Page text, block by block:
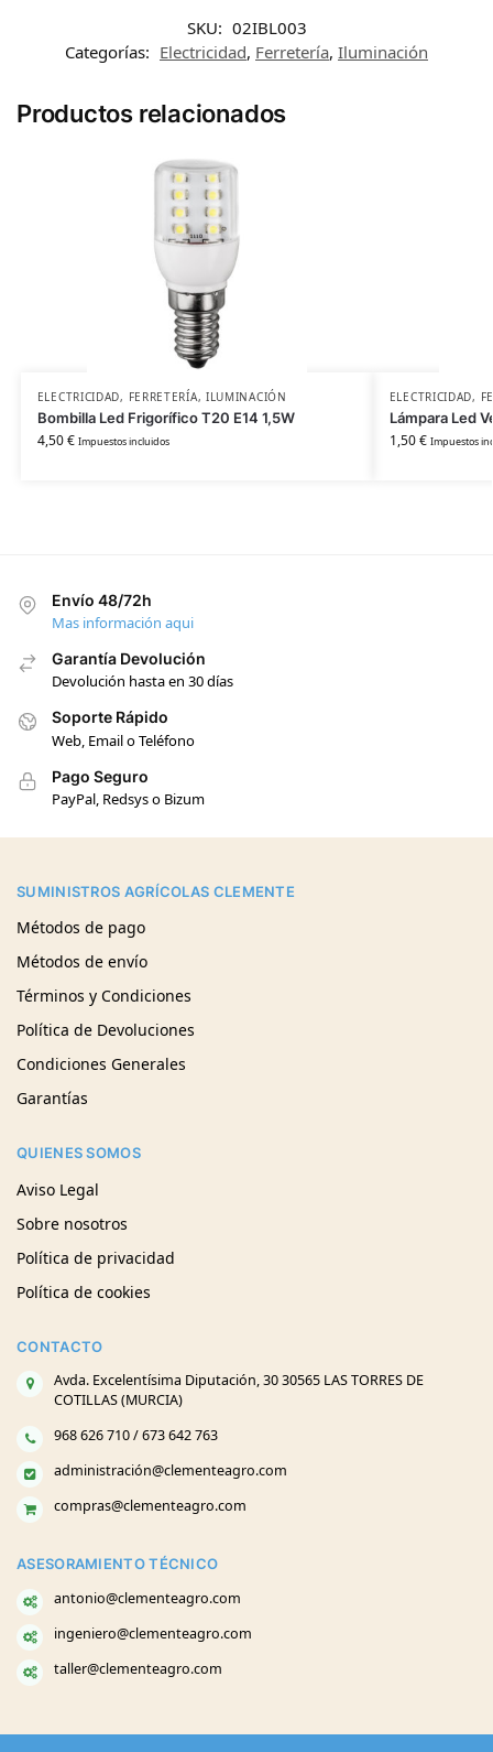
SKU: 02IBL003
Categorías: Electricidad, Ferretería, Iluminación
Productos relacionados
ELECTRICIDAD, FERRETERÍA, ILUMINACIÓN
Bombilla Led Frigorífico T20 E14 1,5W
4,50€ Impuestos incluidos
ELECTRICIDAD,
Lámpara Led
1,50€ Impuestos
Envío 48/72h
Mas información aqui
Garantía Devolución
Devolución hasta en 30 días
Soporte Rápido
Web, Email o Teléfono
Pago Seguro
PayPal, Redsys o Bizum
SUMINISTROS AGRÍCOLAS CLEMENTE
Métodos de pago
Métodos de envío
Términos y Condiciones
Política de Devoluciones
Condiciones Generales
Garantías
QUIENES SOMOS
Aviso Legal
Sobre nosotros
Política de privacidad
Política de cookies
CONTACTO
Avda. Excelentísima Diputación, 30 30565 LAS TORRES DE
COTILLAS (MURCIA)
968 626 710 / 673 642 763
administración@clementeagro.com
compras@clementeagro.com
ASESORAMIENTO TÉCNICO
antonio@clementeagro.com
ingeniero@clementeagro.com
taller@clementeagro.com